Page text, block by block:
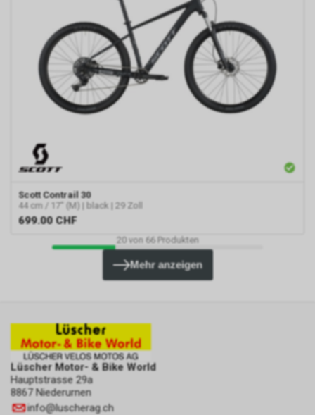
Scott Contrail 30
44 cm / 17" (M) | black | 29 Zoll
699.00 CHF
20von 66Produkten
Mehr anzeigen
Lüscher Motor- & Bike World
Hauptstrasse 29a
8867 Niederurnen
info@luscherag.ch